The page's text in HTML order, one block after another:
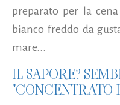
preparato per la
bianco freddo da
mare...
IL SAPORE?
"CONCENTRATO